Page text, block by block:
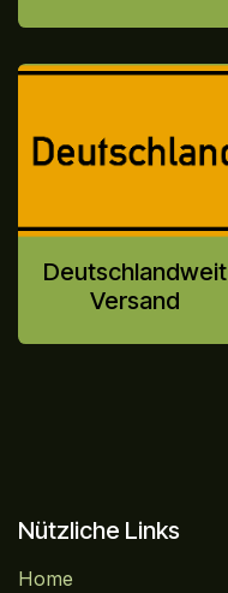
Deutschlandweit
Versand
Nützliche Links
Home